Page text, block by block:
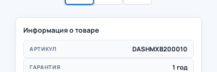
Информация о товаре
АРТИКУЛ DASHMXB200010
ГАРАНТИЯ 1 год